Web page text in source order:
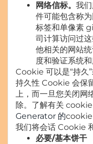
网络信标。 我
件可能包含称
标签和单像素
司计算访问过
他相关的网站
度和验证系统和
Cookie 可以是“持久
持久性 Cookie 会保
上，而一旦您关闭网
除。了解有关 cookie
Generator 的cookie
我们将会话 Cookie
必要/基本饼干